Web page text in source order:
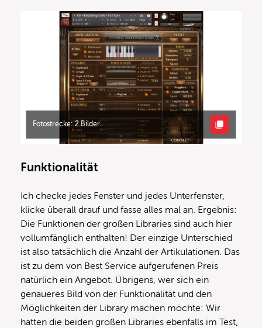
Fotostrecke: 2 Bilder
Funktionalität
Ich checke jedes Fenster und jedes Unterfenster,
klicke überall drauf und fasse alles mal an. Ergebnis:
Die Funktionen der großen Libraries sind auch hier
vollumfänglich enthalten! Der einzige Unterschied
ist also tatsächlich die Anzahl der Artikulationen. Das
ist zu dem von Best Service aufgerufenen Preis
natürlich ein Angebot. Übrigens, wer sich ein
genaueres Bild von der Funktionalität und den
Möglichkeiten der Library machen möchte: Wir
hatten die beiden großen Libraries ebenfalls im Test,